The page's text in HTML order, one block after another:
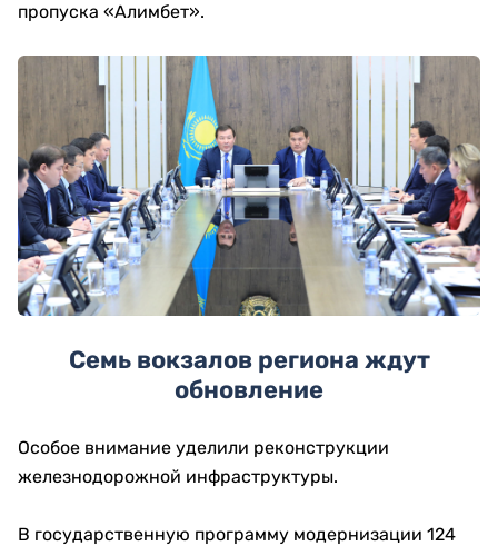
пропуска «Алимбет».
Семь вокзалов региона ждут
обновление
Особое внимание уделили реконструкции
железнодорожной инфраструктуры.
В государственную программу модернизации 124